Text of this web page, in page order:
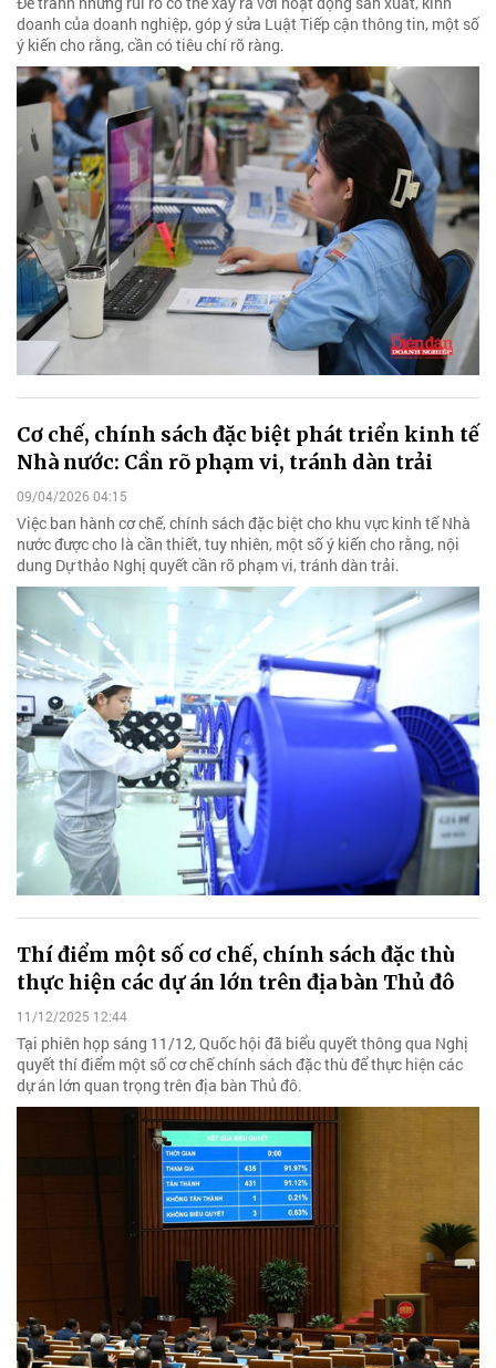
doanh của doanh nghiệp, góp ý sửa Luật Tiếp cận thông tin, một số
ý kiến cho rằng, cần có tiêu chí rõ ràng.
Cơ chế, chính sách đặc biệt phát triển kinh tế
Nhà nước: Cần rõ phạm vi, tránh dàn trải
09/04/2026 04:15
Việc ban hành cơ chế, chính sách đặc biệt cho khu vực kinh tế Nhà
nước được cho là cần thiết, tuy nhiên, một số ý kiến cho rằng, nội
dung Dự thảo Nghị quyết cần rõ phạm vi, tránh dàn trải.
Thí điểm một số cơ chế, chính sách đặc thù
thực hiện các dự án lớn trên địa bàn Thủ đô
11/12/2025 12:44
Tại phiên họp sáng 11/12, Quốc hội đã biểu quyết thông qua Nghị
quyết thí điểm một số cơ chế chính sách đặc thù để thực hiện các
dự án lớn quan trọng trên địa bàn Thủ đô.